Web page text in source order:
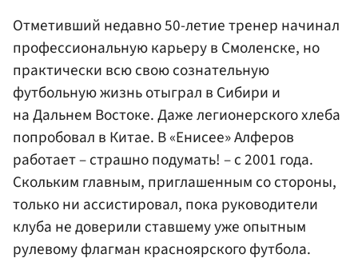
Отметивший недавно 50-летие тренер начинал
профессиональную карьеру в Смоленске, но
практически всю свою сознательную
футбольную жизнь отыграл в Сибири и
на Дальнем Востоке. Даже легионерского хлеба
попробовал в Китае. В «Енисее» Алферов
работает – страшно подумать! – с 2001 года.
Скольким главным, приглашенным со стороны,
только ни ассистировал, пока руководители
клуба не доверили ставшему уже опытным
рулевому флагман красноярского футбола.